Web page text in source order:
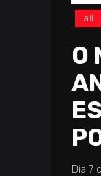
all
O
Dia 7